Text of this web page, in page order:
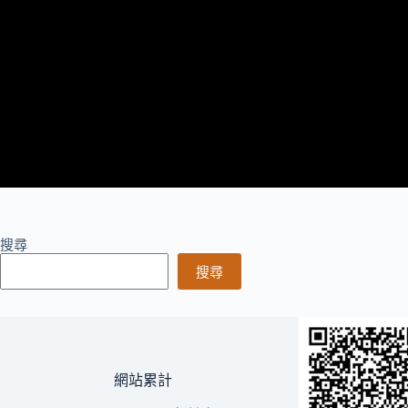
搜尋
搜尋
網站累計